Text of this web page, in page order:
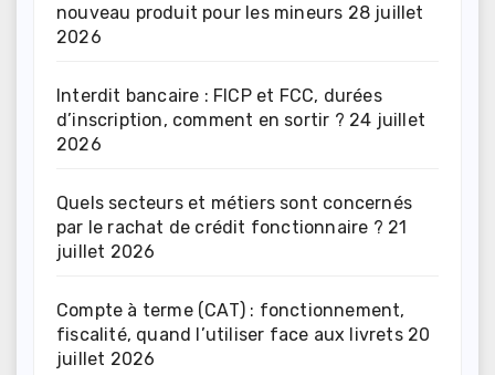
nouveau produit pour les mineurs 28 juillet
2026
Interdit bancaire : FICP et FCC, durées
d’inscription, comment en sortir ? 24 juillet
2026
Quels secteurs et métiers sont concernés
par le rachat de crédit fonctionnaire ? 21
juillet 2026
Compte à terme (CAT) : fonctionnement,
fiscalité, quand l’utiliser face aux livrets 20
juillet 2026